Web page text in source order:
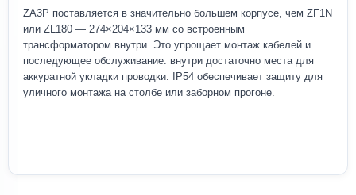
ZA3P поставляется в значительно большем корпусе, чем ZF1N
или ZL180 — 274×204×133 мм со встроенным
трансформатором внутри. Это упрощает монтаж кабелей и
последующее обслуживание: внутри достаточно места для
аккуратной укладки проводки. IP54 обеспечивает защиту для
уличного монтажа на столбе или заборном прогоне.